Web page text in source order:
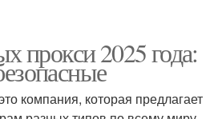
прокси 2025 года:
компания, которая предлагает